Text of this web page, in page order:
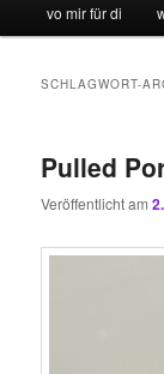
vo mir für di
SCHLAGWORT-
Pulled
Veröffentlicht am